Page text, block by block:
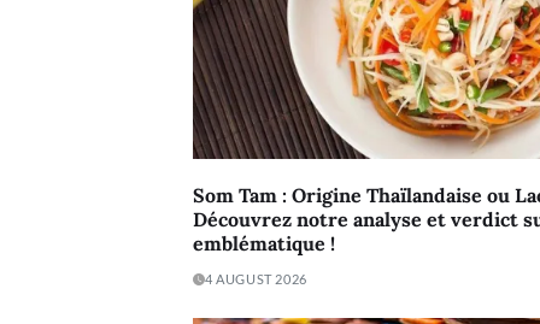
Som Tam : Origine Thaïlandaise ou
Découvrez notre analyse et verdict
emblématique !
4 AUGUST 2026